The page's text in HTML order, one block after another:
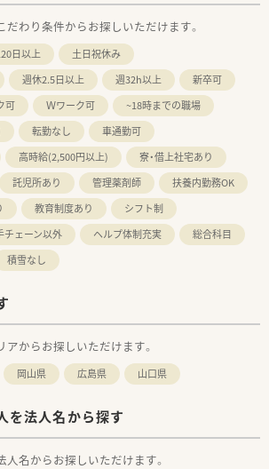
わり条件からお探しいただけます。
日以上
土日祝休み
週休2.5日以上 週32h以上
新卒可
可 Ｗワーク可
~18時までの職場
転勤なし
車通勤可
高時給(2,500円以上)
寮・借上社宅あり
託児所あり 管理薬剤師
扶養内勤務OK
教育制度あり
シフト制
チェーン以外 ヘルプ体制充実
総合科目
積雪なし
からお探しいただけます。
岡山県 広島県 山口県
を法人名から探す
名からお探しいただけます。